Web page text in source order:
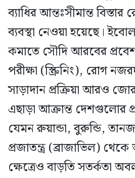
ব্যাধির আন্তঃসীমান্ত
ব্যবস্থা নেওয়া হয়েছে।
কমাতে সৌদি আরবের
পরীক্ষা (স্ক্রিনিং), রোগ
সাড়াদান প্রক্রিয়া আরও
এছাড়া আক্রান্ত দেশগুলোর
যেমন রুয়ান্ডা, বুরুন্ডি,
প্রজাতন্ত্র (ব্রাজাভিল)
ক্ষেত্রেও বাড়তি সতর্কতা